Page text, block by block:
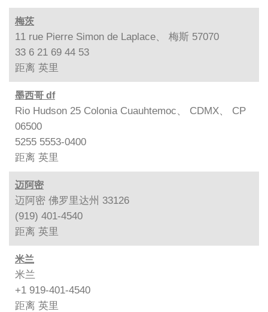
梅茨
11 rue Pierre Simon de Laplace、 梅斯 57070
33 6 21 69 44 53
距离 英里
墨西哥 df
Rio Hudson 25 Colonia Cuauhtemoc、 CDMX、 CP
06500
5255 5553-0400
距离 英里
迈阿密
迈阿密 佛罗里达州 33126
(919) 401-4540
距离 英里
米兰
米兰
+1 919-401-4540
距离 英里